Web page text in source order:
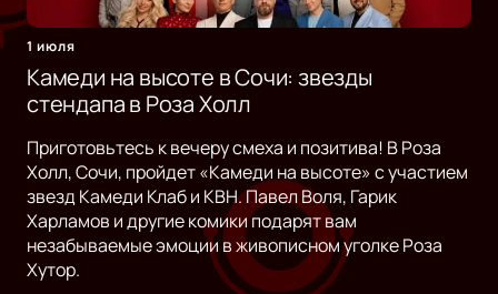
1 июля
Камеди на высоте в Сочи: звезды
стендапа в Роза Холл
Приготовьтесь к вечеру смеха и позитива! В Роза
Холл, Сочи, пройдет «Камеди на высоте» с участием
звезд Камеди Клаб и КВН. Павел Воля, Гарик
Харламов и другие комики подарят вам
незабываемые эмоции в живописном уголке Роза
Хутор.